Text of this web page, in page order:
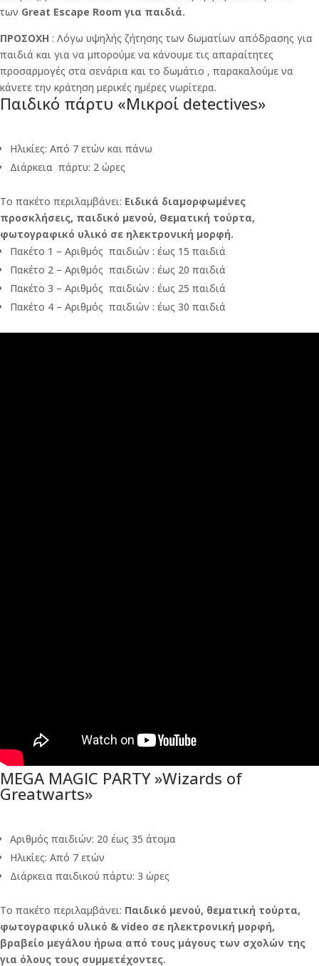
των Great Escape Room για παιδιά.
ΠΡΟΣΟΧΗ : Λόγω υψηλής ζήτησης των δωματίων απόδρασης για
παιδιά και για να μπορούμε να κάνουμε τις απαραίτητες
προσαρμογές στα σενάρια και το δωμάτιο , παρακαλούμε να
κάνετε την κράτηση μερικές ημέρες νωρίτερα.
Παιδικό πάρτυ «Μικροί detectives»
Ηλικίες: Από 7 ετών και πάνω
Διάρκεια πάρτυ: 2 ώρες
Το πακέτο περιλαμβάνει: Ειδικά διαμορφωμένες
προσκλήσεις, παιδικό μενού, Θεματική τούρτα,
φωτογραφικό υλικό σε ηλεκτρονική μορφή.
Πακέτο 1 – Αριθμός παιδιών : έως 15 παιδιά
Πακέτο 2 – Αριθμός παιδιών : έως 20 παιδιά
Πακέτο 3 – Αριθμός παιδιών : έως 25 παιδιά
Πακέτο 4 – Αριθμός παιδιών : έως 30 παιδιά
MEGA MAGIC PARTY »Wizards of
Greatwarts»
Αριθμός παιδιών: 20 έως 35 άτομα
Ηλικίες: Από 7 ετών
Διάρκεια παιδικού πάρτυ: 3 ώρες
Το πακέτο περιλαμβάνει: Παιδικό μενού, θεματική τούρτα,
φωτογραφικό υλικό & video σε ηλεκτρονική μορφή,
βραβείο μεγάλου ήρωα από τους μάγους των σχολών της
για όλους τους συμμετέχοντες.